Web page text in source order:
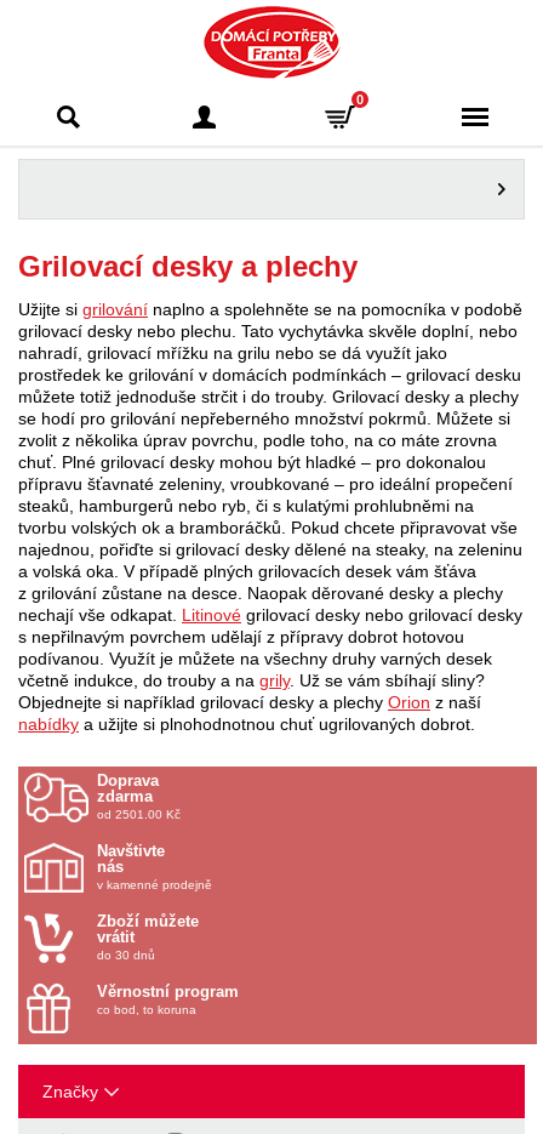
Franta - Příbram
0
Grilovací desky a plechy
Užijte si grilování naplno a spolehněte se na pomocníka v podobě
grilovací desky nebo plechu. Tato vychytávka skvěle doplní, nebo
nahradí, grilovací mřížku na grilu nebo se dá využít jako
prostředek ke grilování v domácích podmínkách – grilovací desku
můžete totiž jednoduše strčit i do trouby. Grilovací desky a plechy
se hodí pro grilování nepřeberného množství pokrmů. Můžete si
zvolit z několika úprav povrchu, podle toho, na co máte zrovna
chuť. Plné grilovací desky mohou být hladké – pro dokonalou
přípravu šťavnaté zeleniny, vroubkované – pro ideální propečení
steaků, hamburgerů nebo ryb, či s kulatými prohlubněmi na
tvorbu volských ok a bramboráčků. Pokud chcete připravovat vše
najednou, pořiďte si grilovací desky dělené na steaky, na zeleninu
a volská oka. V případě plných grilovacích desek vám šťáva
z grilování zůstane na desce. Naopak děrované desky a plechy
nechají vše odkapat. Litinové grilovací desky nebo grilovací desky
s nepřilnavým povrchem udělají z přípravy dobrot hotovou
podívanou. Využít je můžete na všechny druhy varných desek
včetně indukce, do trouby a na grily. Už se vám sbíhají sliny?
Objednejte si například grilovací desky a plechy Orion z naší
nabídky a užijte si plnohodnotnou chuť ugrilovaných dobrot.
Doprava
zdarma
od 2501.00 Kč
Navštivte
nás
v kamenné prodejně
Zboží můžete
vrátit
do 30 dnů
Věrnostní program
co bod, to koruna
Značky